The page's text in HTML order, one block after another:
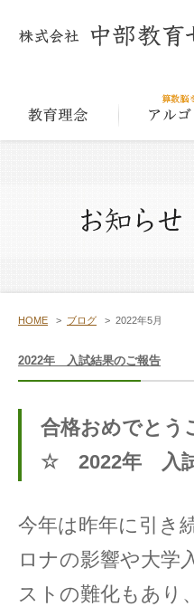
HOME > ブログ > 2022年5月
2022年 入試結果のご報告
合格おめでとう
☆ 2022年 入
今年は昨年に引き
ロナの影響や大学
ストの難化もあり